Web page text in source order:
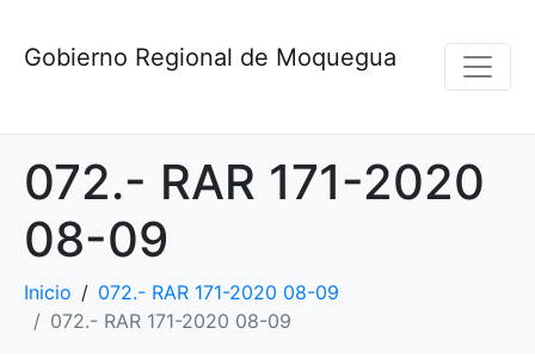
Gobierno Regional de Moquegua
072.- RAR 171-2020
08-09
Inicio
072.- RAR 171-2020 08-09
072.- RAR 171-2020 08-09